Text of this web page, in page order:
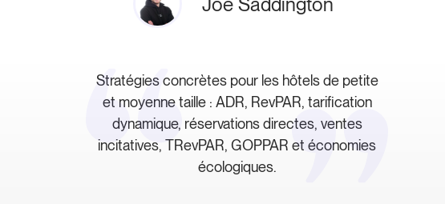
Stratégies concrètes pour les hôtels de petite
et moyenne taille : ADR, RevPAR, tarification
dynamique, réservations directes, ventes
incitatives, TRevPAR, GOPPAR et économies
écologiques.